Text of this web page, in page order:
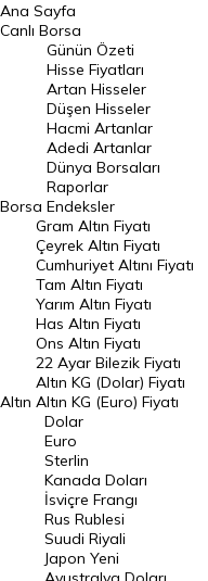
BIST 100 Hisseleri
En Çok Artan Hisseler
En Çok Düşen Hisseler
Hacmi Artanlar
Geçmiş Kapanışlar
Dünya Borsaları
Raporlar
Endeksler
DÖVİZ
Döviz Kuru
Dolar Kuru
Euro Kuru
Pound Kuru
Frank Kuru
Riyal Kuru
Avustralya Doları
Ana Sayfa
Canlı Borsa
Borsa
Günün Özeti
Hisse Fiyatları
Artan Hisseler
Düşen Hisseler
Hacmi Artanlar
Adedi Artanlar
Dünya Borsaları
Raporlar
Endeksler
Altın
Gram Altın Fiyatı
Çeyrek Altın Fiyatı
Cumhuriyet Altını Fiyatı
Tam Altın Fiyatı
Yarım Altın Fiyatı
Has Altın Fiyatı
Ons Altın Fiyatı
22 Ayar Bilezik Fiyatı
Altın KG (Dolar) Fiyatı
Altın KG (Euro) Fiyatı
Dolar
Euro
Sterlin
Kanada Doları
İsviçre Frangı
Rus Rublesi
Suudi Riyali
Japon Yeni